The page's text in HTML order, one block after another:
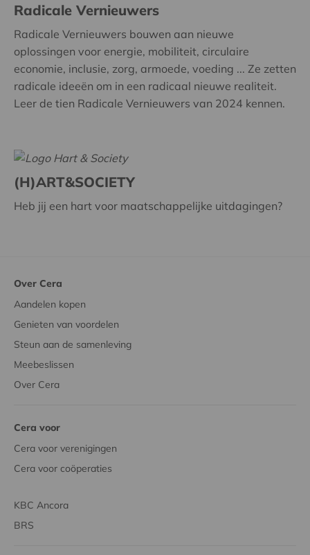
Radicale Vernieuwers
Radicale Vernieuwers bouwen aan nieuwe
oplossingen voor energie, mobiliteit, circulaire
economie, inclusie, zorg, armoede, voeding ... Ze zetten
radicale ideeën om in een radicaal nieuwe realiteit.
Leer de tien Radicale Vernieuwers van 2024 kennen.
(H)ART&SOCIETY
Heb jij een hart voor maatschappelijke uitdagingen?
Over Cera
Aandelen kopen
Genieten van voordelen
Steun aan de samenleving
Meebeslissen
Over Cera
Cera voor
Cera voor verenigingen
Cera voor coöperaties
KBC Ancora
BRS